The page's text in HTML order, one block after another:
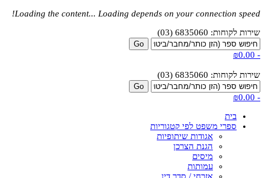
Loading the content... Loading depends on your connection speed!
שירות לקוחות: 6835060 (03)
-
₪0.00
שירות לקוחות: 6835060 (03)
-
₪0.00
בית
ספרי משפט לפי קטגוריות
אגודות שיתופיות
הגנת הצרכן
מיסים
עמותות